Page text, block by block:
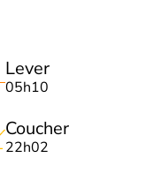
Lever
05h10
Coucher
22h02